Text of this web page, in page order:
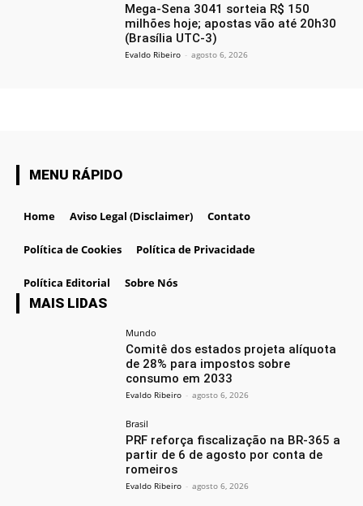
Mega-Sena 3041 sorteia R$ 150
milhões hoje; apostas vão até 20h30
(Brasília UTC-3)
Evaldo Ribeiro - agosto 6, 2026
MENU RÁPIDO
Home Aviso Legal (Disclaimer) Contato
Política de Cookies Política de Privacidade
Política Editorial Sobre Nós
MAIS LIDAS
Mundo
Comitê dos estados projeta alíquota
de 28% para impostos sobre
consumo em 2033
Evaldo Ribeiro - agosto 6, 2026
Brasil
PRF reforça fiscalização na BR-365 a
partir de 6 de agosto por conta de
romeiros
Evaldo Ribeiro - agosto 6, 2026